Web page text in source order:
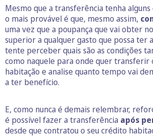
Mesmo que a transferência tenha alguns
o mais provável é que, mesmo assim,
uma vez que a poupança que vai obter
superior a qualquer gasto que possa ter
tente perceber quais são as condições
como naquele para onde quer transferir
habitação e analise quanto tempo vai
a ter benefício.
E, como nunca é demais relembrar,
é possível fazer a transferência após
desde que contratou o seu crédito